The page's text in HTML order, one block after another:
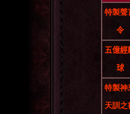
特製聲
令
五億經
球
特製神
天訓之